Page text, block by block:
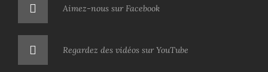
Aimez-nous sur Facebook
Regardez des vidéos sur YouTube